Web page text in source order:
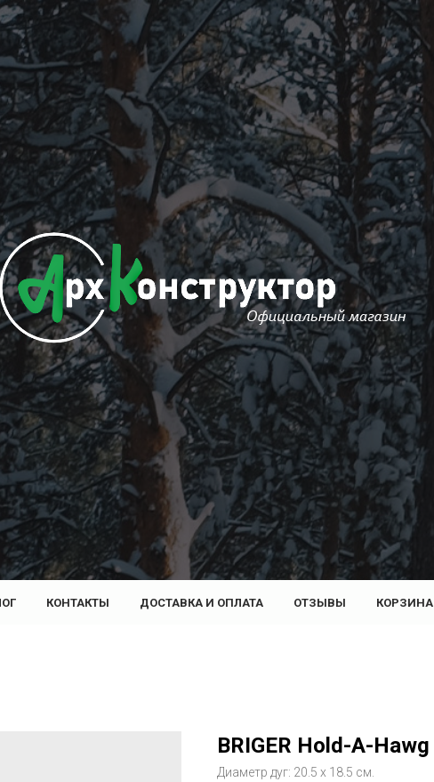
КОНТАКТЫ ДОСТАВКА И ОПЛАТА ОТЗЫВЫ КОРЗИНА
BRIGER Hold-A-Hawg
Диаметр дуг: 20.5 х 18.5 см.